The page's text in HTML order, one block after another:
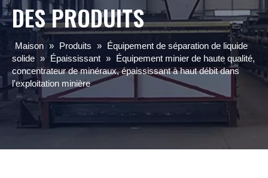
DES PRODUITS
Maison » Produits » Équipement de séparation de liquide
solide » Épaississant » Équipement minier de haute qualité,
concentrateur de minéraux, épaississant à haut débit dans
l'exploitation minière